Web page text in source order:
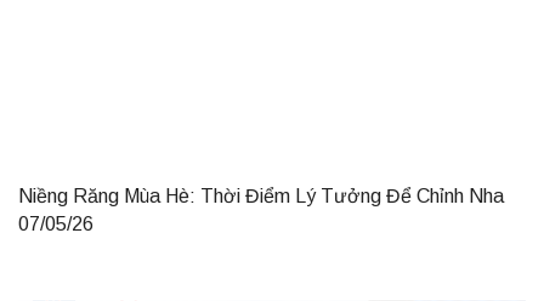
Niềng Răng Mùa Hè: Thời Điểm Lý Tưởng Để Chỉnh Nha
07/05/26